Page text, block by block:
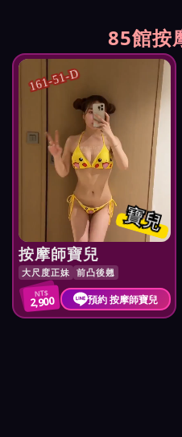
85館按
寶兒
161-51-D
按摩師寶兒
大尺度正妹 前凸後翹
NT$
2,900 預約 按摩師寶兒